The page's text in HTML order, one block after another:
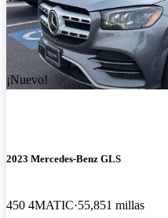
¡Nuevo!
2023 Mercedes-Benz GLS
450 4MATIC 55,851 millas